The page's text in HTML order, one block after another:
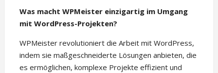
Was macht WPMeister einzigartig im Umgang
mit WordPress-Projekten?
WPMeister revolutioniert die Arbeit mit WordPress,
indem sie maßgeschneiderte Lösungen anbieten, die
es ermöglichen, komplexe Projekte effizient und